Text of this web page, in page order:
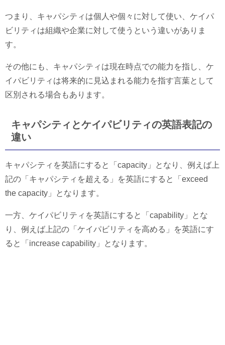
つまり、キャパシティは個人や個々に対して使い、ケイパ
ビリティは組織や企業に対して使うという違いがありま
す。
その他にも、キャパシティは現在時点での能力を指し、ケ
イパビリティは将来的に見込まれる能力を指す言葉として
区別される場合もあります。
キャパシティとケイパビリティの英語表記の
違い
キャパシティを英語にすると「capacity」となり、例えば上
記の「キャパシティを超える」を英語にすると「exceed
the capacity」となります。
一方、ケイパビリティを英語にすると「capability」とな
り、例えば上記の「ケイパビリティを高める」を英語にす
ると「increase capability」となります。